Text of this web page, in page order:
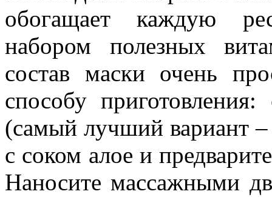
обогащает каждую
набором полезных
состав маски очень
способу
(самый лучший вариант –
с соком алое и
Наносите массажными